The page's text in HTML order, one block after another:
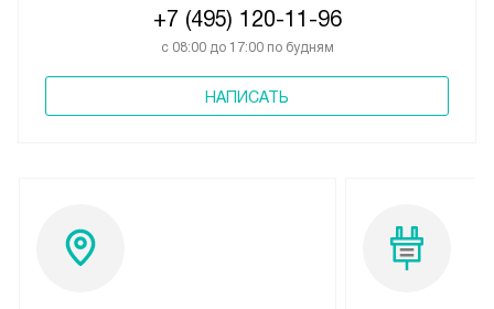
+7 (495) 120-11-96
с 08:00 до 17:00 по будням
НАПИСАТЬ